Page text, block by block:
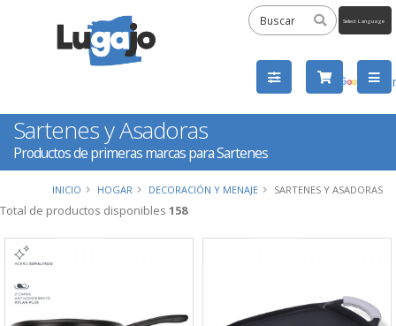
by
Sartenes y Asadoras
Productos de primeras marcas para Sartenes
INICIO HOGAR DECORACIÓN Y MENAJE SARTENES Y ASADORAS
Total de productos disponibles 158